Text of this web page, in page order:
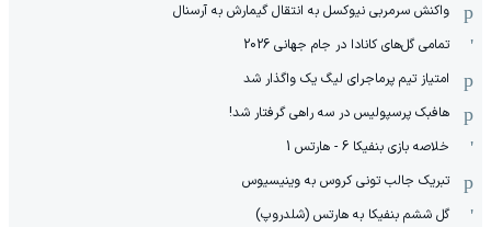
واکنش سرمربی نیوکسل به انتقال گیمارش به آرسنال
تمامی گل‌های کانادا در جام جهانی 2026
امتیاز تیم پرماجرای لیگ یک واگذار شد
هافبک پرسپولیس در سه راهی گرفتار شد!
خلاصه بازی بنفیکا 6 - هارتس 1
تبریک جالب تونی کروس به وینیسیوس
گل ششم بنفیکا به هارتس (شلدروپ)